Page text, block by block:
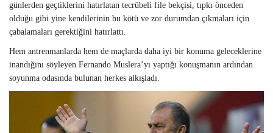
günlerden geçtiklerini hatırlatan tecrübeli file bekçisi, tıpkı önceden
olduğu gibi yine kendilerinin bu kötü ve zor durumdan çıkmaları için
çabalamaları gerektiğini hatırlattı.
Hem antrenmanlarda hem de maçlarda daha iyi bir konuma geleceklerine
inandığını söyleyen Fernando Muslera’yı yaptığı konuşmanın ardından
soyunma odasında bulunan herkes alkışladı.